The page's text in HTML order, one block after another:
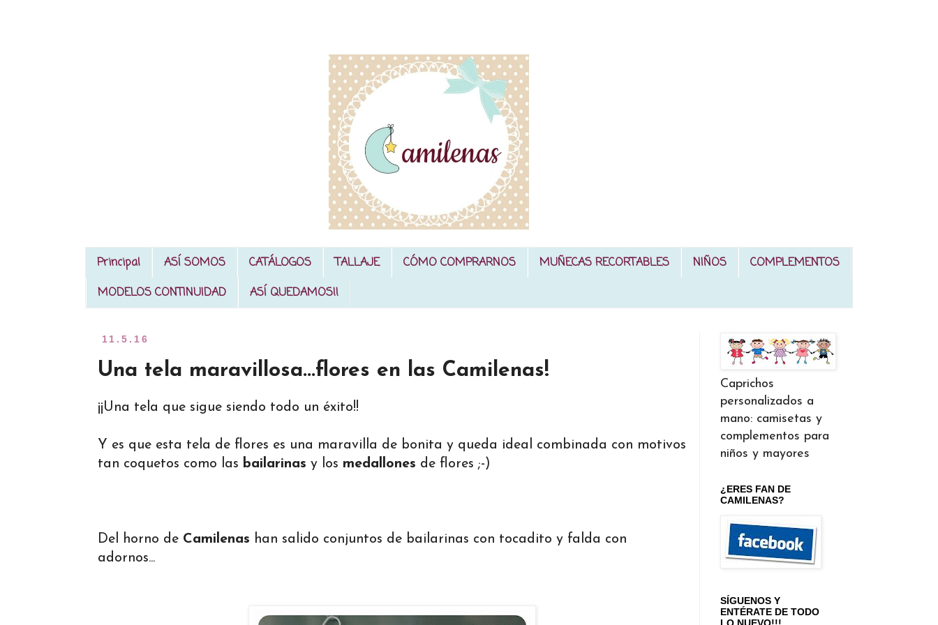
Principal ASÍ SOMOS CATÁLOGOS TALLAJE CÓMO COMPRARNOS MUÑECAS RECORTABLES NIÑOS
COMPLEMENTOS
MODELOS CONTINUIDAD
ASÍ QUEDAMOS!!
11.5.16
Una tela maravillosa...flores en las Camilenas!
¡¡Una tela que sigue siendo todo un éxito!!
Y es que esta tela de flores es una maravilla de bonita y queda ideal combinada con motivos
tan coquetos como las bailarinas y los medallones de flores ;-)
Del horno de Camilenas han salido conjuntos de bailarinas con tocadito y falda con
adornos...
Caprichos
personalizados a
mano: camisetas y
complementos para
niños y mayores
¿ERES FAN DE
CAMILENAS?
SÍGUENOS Y
ENTÉRATE DE TODO